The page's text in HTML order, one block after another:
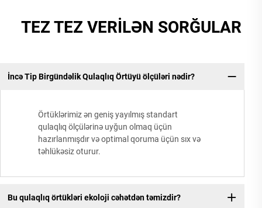
TEZ TEZ VERİLƏN SORĞULAR
İncə Tip Birgündəlik Qulaqlıq Örtüyü ölçüləri nədir?
Örtüklərimiz ən geniş yayılmış standart
qulaqlıq ölçülərinə uyğun olmaq üçün
hazırlanmışdır və optimal qoruma üçün sıx və
təhlükəsiz oturur.
Bu qulaqlıq örtükləri ekoloji cəhətdən təmizdir?